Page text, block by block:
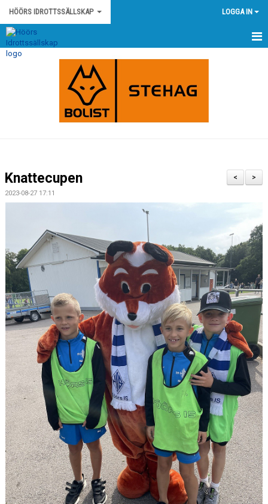
HÖÖRS IDROTTSSÄLLSKAP LOGGA IN
HEM
KLUBBSHOP
MATCHER
OM KLUBBEN
DOKUMENT
SPONSRING
IDROTTSFÖRSÄKRING
MEDLEMSKAP
ANTIDOPING
MEDLEMS- & TRÄNINGSAVGIFTER
FRITIDSKORTET
TRÄNINGSTIDER
>
<
Knattecupen
2023-08-27 17:11